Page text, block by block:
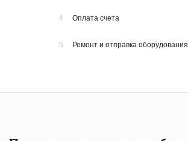
4 Оплата счета
5 Ремонт и отправка оборудования